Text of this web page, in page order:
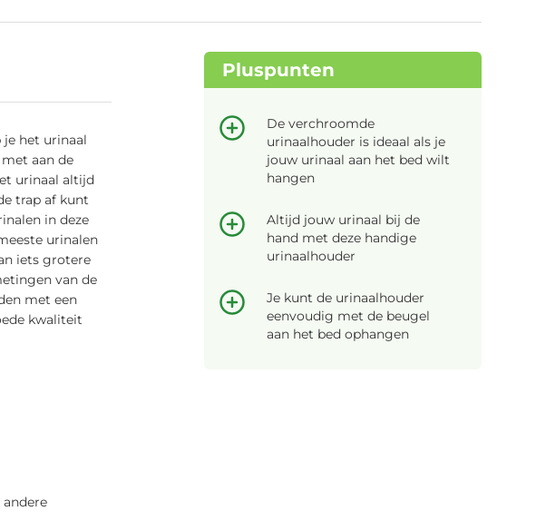
het urinaal
aan de
urinaal altijd
trap af kunt
in deze
urinalen
iets grotere
van de
met een
kwaliteit
Pluspunten
De verchroomde
urinaalhouder is ideaal als je
jouw urinaal aan het bed wilt
hangen
Altijd jouw urinaal bij de
hand met deze handige
urinaalhouder
Je kunt de urinaalhouder
eenvoudig met de beugel
aan het bed ophangen